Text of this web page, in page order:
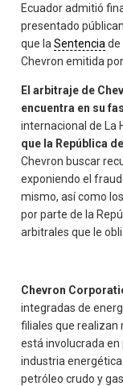
Ecuador admitió
presentado
que laSentencia de
Chevron emitida
El arbitraje de
encuentra en su
internacional de La
que la República
Chevron buscar
exponiendo el
mismo, así como
por parte de la
arbitrales que le
Chevron
integradas de
filiales que realizan
está involucrada
industria
petróleo crudo y